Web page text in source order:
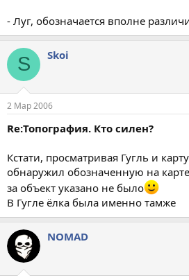
- Луг, обозначается вполне
S Skoi
2 Мар 2006
Re:Топография. Кто силен?
Кстати, просматривая Гугль и
обнаружил обозначенную на
за объект указано не было
В Гугле ёлка была именно тамже
NOMAD